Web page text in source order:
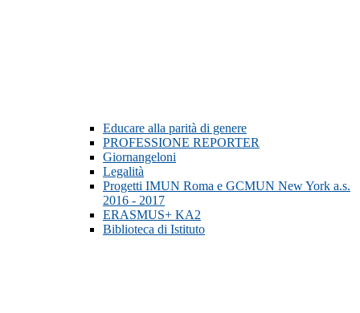
Educare alla parità di genere
PROFESSIONE REPORTER
Giornangeloni
Legalità
Progetti IMUN Roma e GCMUN New York a.s.
2016 - 2017
ERASMUS+ KA2
Biblioteca di Istituto